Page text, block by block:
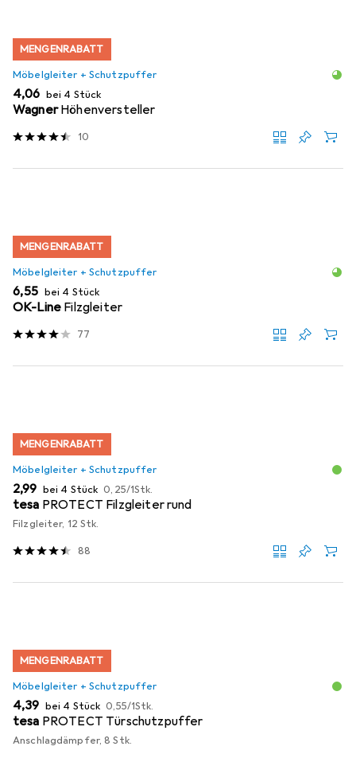
MENGENRABATT
Möbelgleiter + Schutzpuffer
EUR
4,06 bei 4 Stück
Wagner Höhenversteller
10
MENGENRABATT
Möbelgleiter + Schutzpuffer
EUR
6,55 bei 4 Stück
OK-Line Filzgleiter
77
MENGENRABATT
Möbelgleiter + Schutzpuffer
EUR
2,99 bei 4 Stück EUR
0,25/1Stk.
tesa PROTECT Filzgleiter rund
Filzgleiter, 12 Stk.
88
MENGENRABATT
Möbelgleiter + Schutzpuffer
EUR
4,39 bei 4 Stück EUR
0,55/1Stk.
tesa PROTECT Türschutzpuffer
Anschlagdämpfer, 8 Stk.